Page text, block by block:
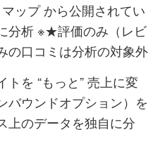
ップ から公開されてい
分析 ※★評価のみ（レビ
の口コミは分析の対象外
を “もっと” 売上に変
バウンドオプション）を
上のデータを独自に分